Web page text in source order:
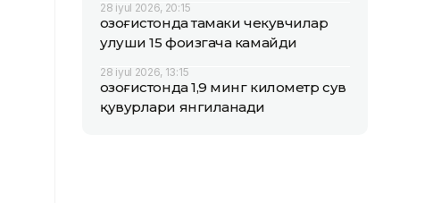
28 iyul 2026, 20:15
Қозоғистонда тамаки чекувчилар
улуши 15 фоизгача камайди
28 iyul 2026, 13:15
Қозоғистонда 1,9 минг километр сув
қувурлари янгиланади